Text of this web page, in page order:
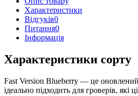
Характеристики
Відгуків0
Питання0
Iнформація
Характеристики сорту
Fast Version Blueberry — це оновлений,
ідеально підходить для гроверів, які